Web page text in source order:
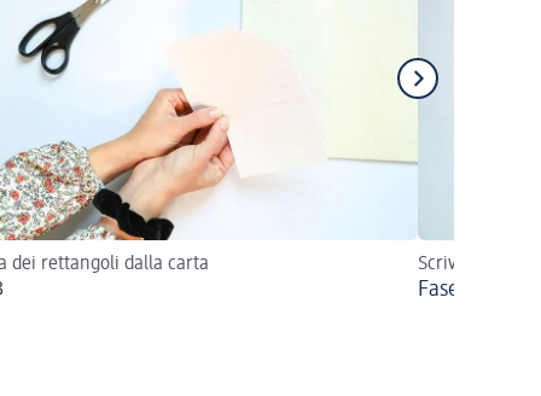
dei rettangoli dalla carta Scrivi i numeri
Fase 4